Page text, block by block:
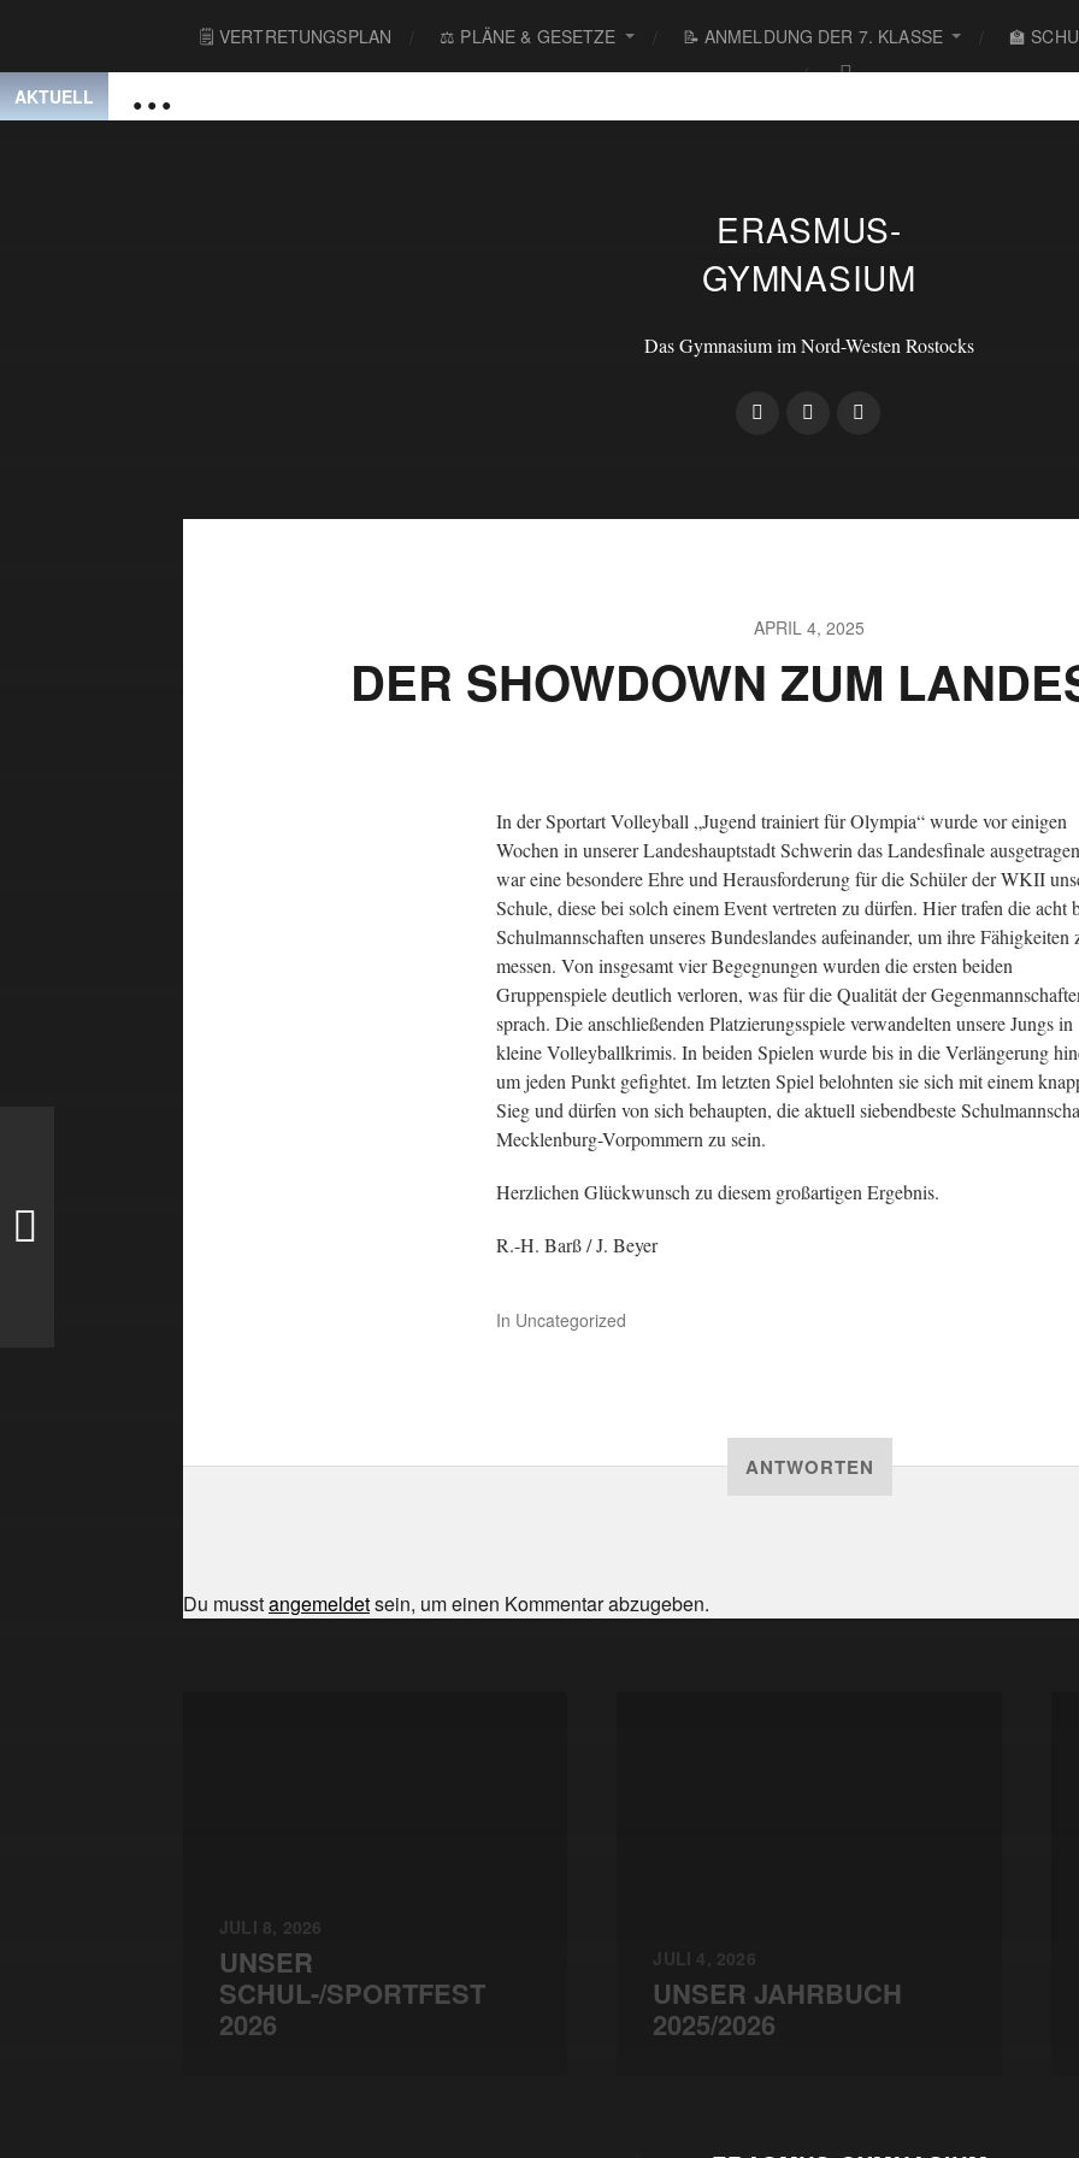
🗒 VERTRETUNGSPLAN ⚖️ PLÄNE & GESETZE 📝 ANMELDUNG DER 7. KLASSE 🏫
AKTUELL ● ● ●
ERASMUS-
GYMNASIUM
Das Gymnasium im Nord-Westen Rostocks
APRIL 4, 2025
DER SHOWDOWN ZUM
In der Sportart Volleyball „Jugend trainiert für Olympia“ wurde vor einigen
Wochen in unserer Landeshauptstadt Schwerin das Landesfinale
war eine besondere Ehre und Herausforderung für die Schüler der WKII
Schule, diese bei solch einem Event vertreten zu dürfen. Hier trafen die acht
Schulmannschaften unseres Bundeslandes aufeinander, um ihre Fähigkeiten
messen. Von insgesamt vier Begegnungen wurden die ersten beiden
Gruppenspiele deutlich verloren, was für die Qualität der
sprach. Die anschließenden Platzierungsspiele verwandelten unsere Jungs in
kleine Volleyballkrimis. In beiden Spielen wurde bis in die Verlängerung
um jeden Punkt gefightet. Im letzten Spiel belohnten sie sich mit einem
Sieg und dürfen von sich behaupten, die aktuell siebendbeste
Mecklenburg-Vorpommern zu sein.
Herzlichen Glückwunsch zu diesem großartigen Ergebnis.
R.-H. Barß / J. Beyer
In Uncategorized
ANTWORTEN
Du musstangemeldetsein, um einen Kommentar abzugeben.
JULI 8, 2026
UNSER
SCHUL-/SPORTFEST
2026
JULI 4, 2026
UNSER JAHRBUCH
2025/2026